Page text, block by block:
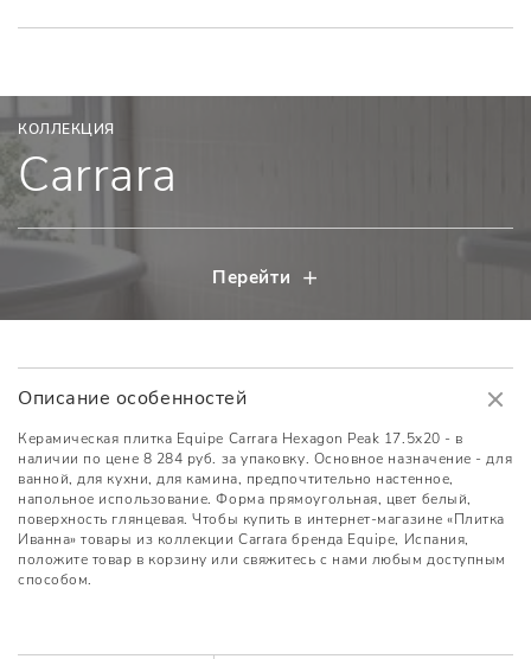
КОЛЛЕКЦИЯ
Carrara
Перейти
Описание особенностей
Керамическая плитка Equipe Carrara Hexagon Peak 17.5x20 - в
наличии по цене 8 284 руб. за упаковку. Основное назначение - для
ванной, для кухни, для камина, предпочтительно настенное,
напольное использование. Форма прямоугольная, цвет белый,
поверхность глянцевая. Чтобы купить в интернет-магазине «Плитка
Иванна» товары из коллекции Carrara бренда Equipe, Испания,
положите товар в корзину или свяжитесь с нами любым доступным
способом.